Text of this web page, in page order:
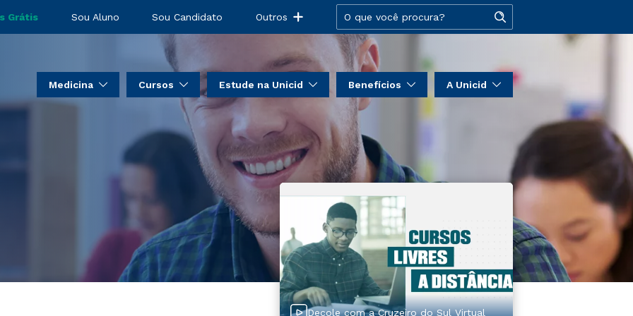
Grátis Sou Aluno Sou Candidato Outros
Medicina Cursos Estude na Unicid Benefícios A Unicid
Decole com a Cruzeiro do Sul Virtual